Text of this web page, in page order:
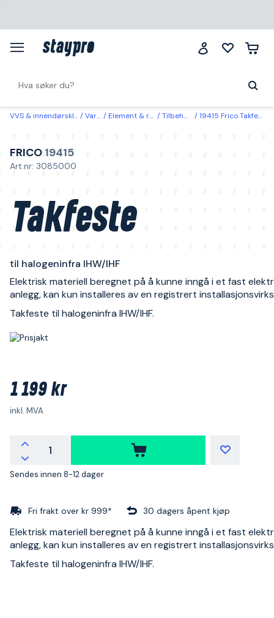
VVS & innendørsklima Varme Element & radiatorer Tilbehør element 19415 Frico Takfeste til halogeninfra IHW/IHF
FRICO 19415
Art.nr: 3085000
Takfeste
til halogeninfra IHW/IHF
Elektrisk materiell beregnet på å kunne inngå i et fast
anlegg, kan kun installeres av en registrert
Takfeste til halogeninfra IHW/IHF.
1 199 kr
inkl. MVA
Sendes innen 8-12 dager
Fri frakt over kr 999* 30 dagers åpent kjøp
Elektrisk materiell beregnet på å kunne inngå i et fast
anlegg, kan kun installeres av en registrert
Takfeste til halogeninfra IHW/IHF.